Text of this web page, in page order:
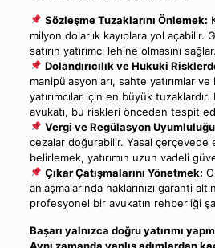
Sözleşme Tuzaklarını Önlemek:
milyon dolarlık kayıplara yol açabilir.
satırın yatırımcı lehine olmasını sağlar.
Dolandırıcılık ve Hukuki
manipülasyonları, sahte yatırımlar
yatırımcılar için en büyük tuzaklardır.
avukatı, bu riskleri önceden tespit
Vergi ve Regülasyon
cezalar doğurabilir. Yasal çerçevede
belirlemek, yatırımın uzun vadeli
Çıkar Çatışmalarını Yönetmek:
anlaşmalarında haklarınızı garanti
profesyonel bir avukatın rehberliği
Başarı yalnızca doğru yatırımı
Aynı zamanda yanlış adımlardan